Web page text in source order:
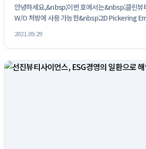
안녕하세요,&nbsp;이번 호에서는&nbsp;클린
W/O 처방에 사용 가능한&nbsp;2D Pickering
2021.09.29